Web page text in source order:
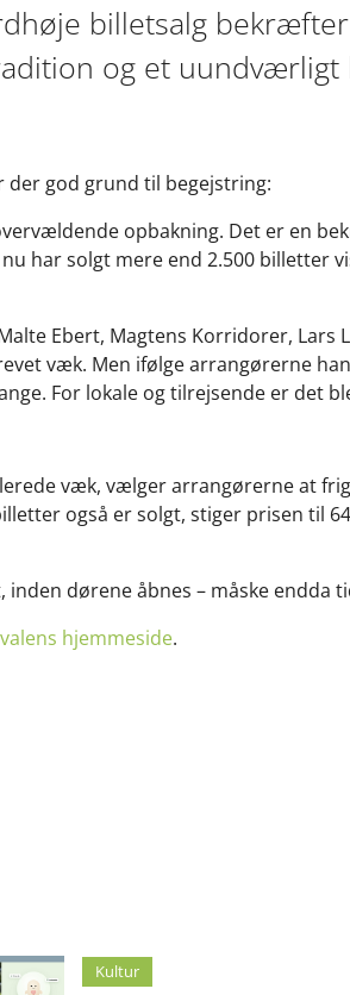
billetsalg
og et
der god grund til begejstring:
opbakning. Det er en
har solgt mere end 2.500 billetter
Ebert, Magtens Korridorer, Lars
væk. Men ifølge arrangørerne
For lokale og tilrejsende er det
væk, vælger arrangørerne at
også er solgt, stiger prisen til
dørene åbnes – måske endda
hjemmeside.
Kultur